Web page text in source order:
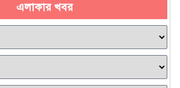
এলাকার খবর